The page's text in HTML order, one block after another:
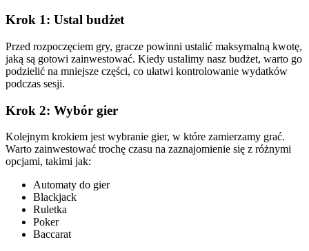
Krok 1: Ustal budżet
Przed rozpoczęciem gry, gracze powinni ustalić maksymalną kwotę,
jaką są gotowi zainwestować. Kiedy ustalimy nasz budżet, warto go
podzielić na mniejsze części, co ułatwi kontrolowanie wydatków
podczas sesji.
Krok 2: Wybór gier
Kolejnym krokiem jest wybranie gier, w które zamierzamy grać.
Warto zainwestować trochę czasu na zaznajomienie się z różnymi
opcjami, takimi jak:
Automaty do gier
Blackjack
Ruletka
Poker
Baccarat